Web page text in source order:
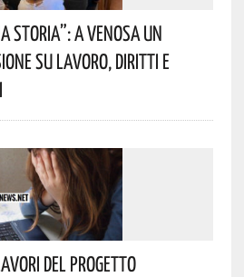
Storia”: A Venosa Un
Su Lavoro, Diritti E
Del Progetto